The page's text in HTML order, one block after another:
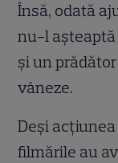
Însă, odată
nu-l
și un
vâneze.
Deși acțiunea
filmările au